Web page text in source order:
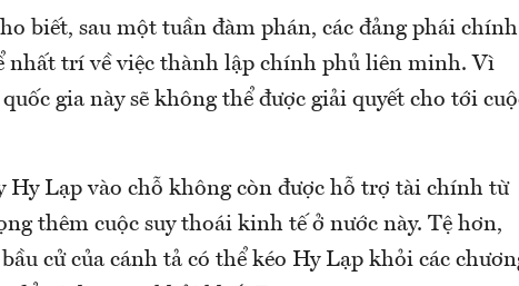
biết, sau một tuần đàm phán, các đảng phái chính
nhất trí về việc thành lập chính phủ liên minh. Vì
gia này sẽ không thể được giải quyết cho tới
Hy Lạp vào chỗ không còn được hỗ trợ tài chính từ
thêm cuộc suy thoái kinh tế ở nước này. Tệ hơn,
cử của cánh tả có thể kéo Hy Lạp khỏi các